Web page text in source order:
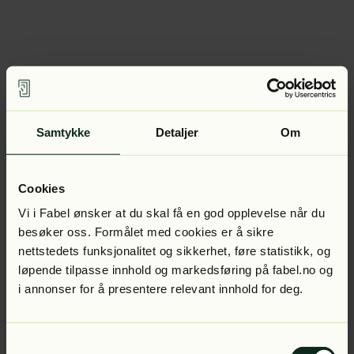
Samtykke Detaljer Om
Cookies
Vi i Fabel ønsker at du skal få en god opplevelse når du
besøker oss. Formålet med cookies er å sikre
nettstedets funksjonalitet og sikkerhet, føre statistikk, og
løpende tilpasse innhold og markedsføring på fabel.no og
i annonser for å presentere relevant innhold for deg.